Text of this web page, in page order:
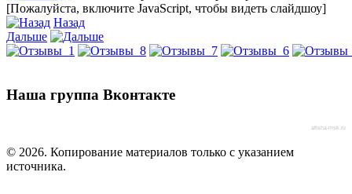
[Пожалуйста, включите JavaScript, чтобы видеть слайдшоу]
Назад
Дальше
Наша группа Вконтакте
afisha-msk.ru
© 2026. Копирование материалов только с указанием
источника.